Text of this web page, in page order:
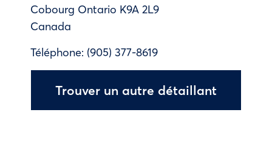
Cobourg Ontario K9A 2L9
Canada
Téléphone: (905) 377-8619
Trouver un autre détaillant